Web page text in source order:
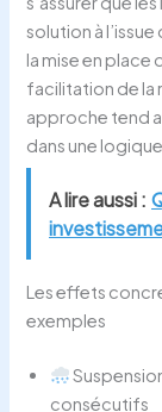
solution à
la mise en place
facilitation de la
approche tend
dans une
A lire aussi :
Les effets
exemples
consécutifs